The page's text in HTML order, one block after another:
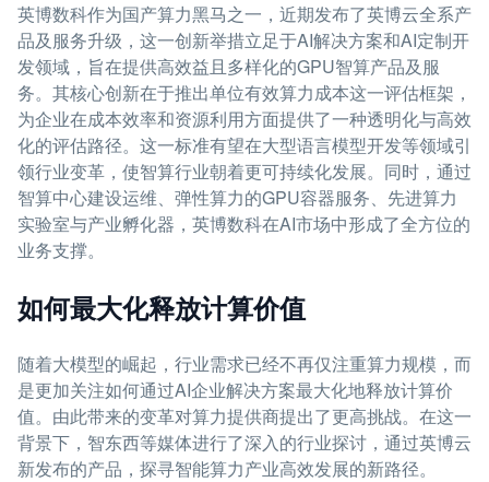
英博数科作为国产算力黑马之一，近期发布了英博云全系产
品及服务升级，这一创新举措立足于AI解决方案和AI定制开
发领域，旨在提供高效益且多样化的GPU智算产品及服
务。其核心创新在于推出单位有效算力成本这一评估框架，
为企业在成本效率和资源利用方面提供了一种透明化与高效
化的评估路径。这一标准有望在大型语言模型开发等领域引
领行业变革，使智算行业朝着更可持续化发展。同时，通过
智算中心建设运维、弹性算力的GPU容器服务、先进算力
实验室与产业孵化器，英博数科在AI市场中形成了全方位的
业务支撑。
如何最大化释放计算价值
随着大模型的崛起，行业需求已经不再仅注重算力规模，而
是更加关注如何通过AI企业解决方案最大化地释放计算价
值。由此带来的变革对算力提供商提出了更高挑战。在这一
背景下，智东西等媒体进行了深入的行业探讨，通过英博云
新发布的产品，探寻智能算力产业高效发展的新路径。